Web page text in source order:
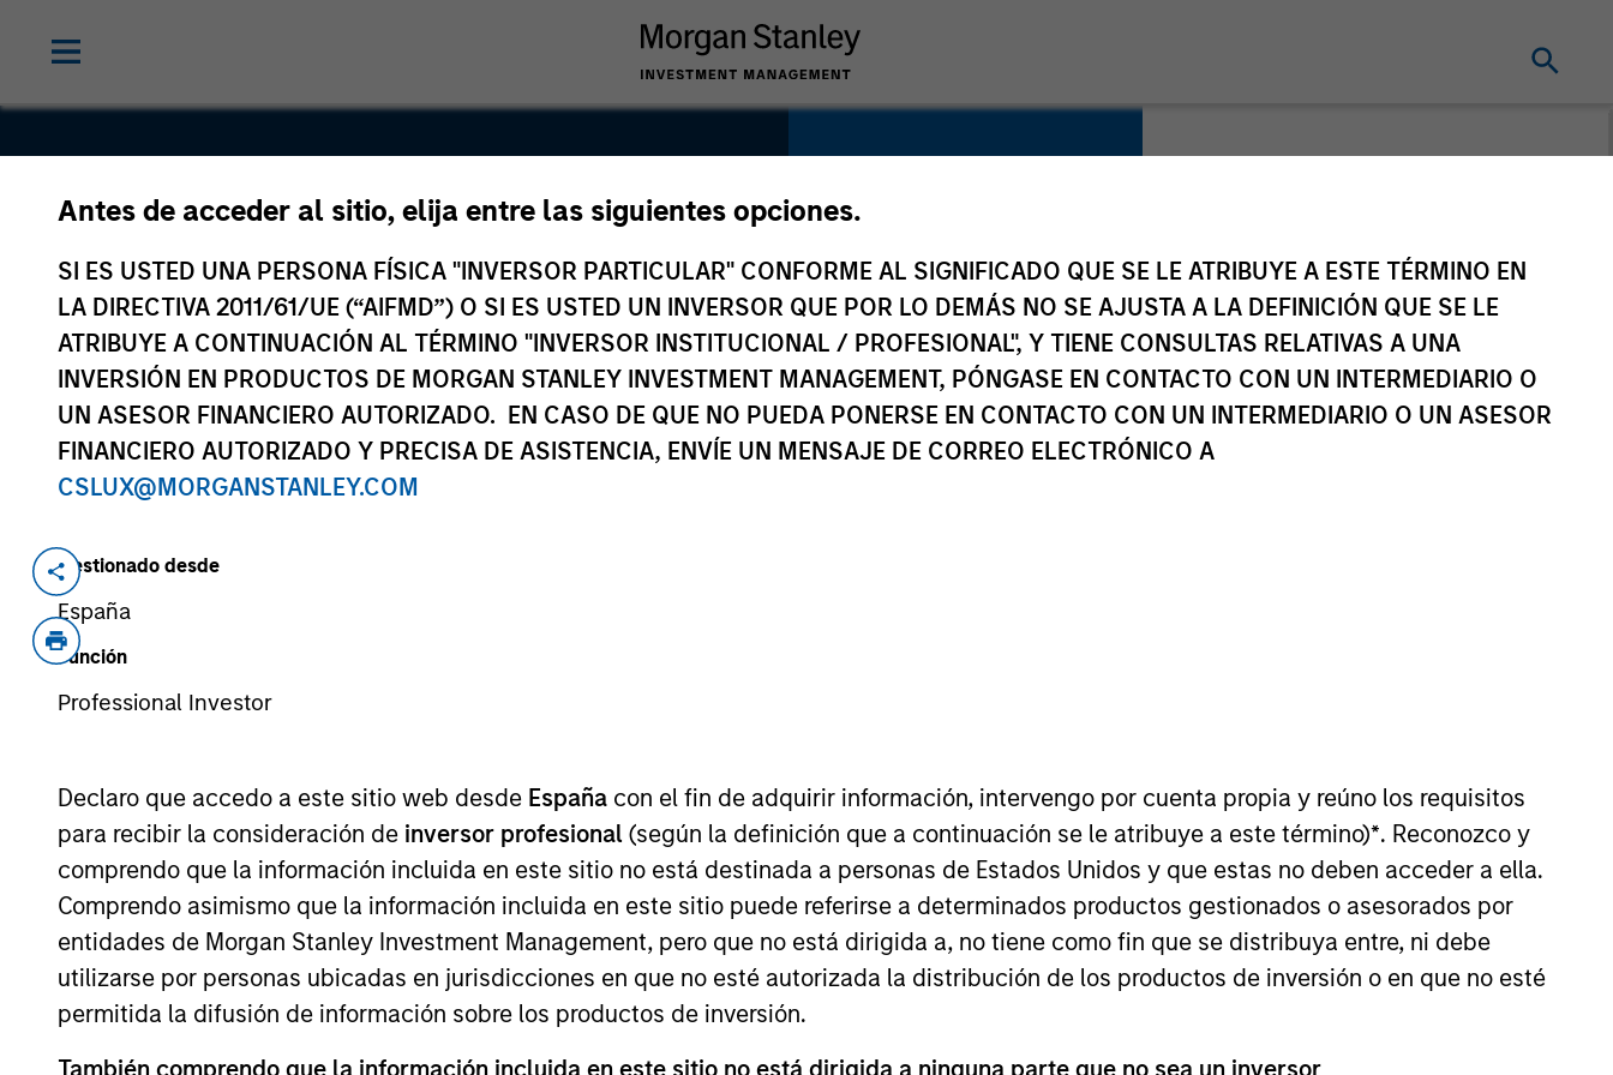
Antes de acceder al sitio, elija entre las siguientes opciones.
SI ES USTED UNA PERSONA FÍSICA "INVERSOR PARTICULAR" CONFORME AL SIGNIFICADO QUE SE LE ATRIBUYE A ESTE TÉRMINO EN
LA DIRECTIVA 2011/61/UE (“AIFMD”) O SI ES USTED UN INVERSOR QUE POR LO DEMÁS NO SE AJUSTA A LA DEFINICIÓN QUE SE LE
ATRIBUYE A CONTINUACIÓN AL TÉRMINO "INVERSOR INSTITUCIONAL / PROFESIONAL", Y TIENE CONSULTAS RELATIVAS A UNA
INVERSIÓN EN PRODUCTOS DE MORGAN STANLEY INVESTMENT MANAGEMENT, PÓNGASE EN CONTACTO CON UN INTERMEDIARIO O
UN ASESOR FINANCIERO AUTORIZADO. EN CASO DE QUE NO PUEDA PONERSE EN CONTACTO CON UN INTERMEDIARIO O UN ASESOR
FINANCIERO AUTORIZADO Y PRECISA DE ASISTENCIA, ENVÍE UN MENSAJE DE CORREO ELECTRÓNICO A
CSLUX@MORGANSTANLEY.COM
Gestionado desde
España
Función
Professional Investor
Declaro que accedo a este sitio web desde España con el fin de adquirir información, intervengo por cuenta propia y reúno los requisitos
para recibir la consideración de inversor profesional (según la definición que a continuación se le atribuye a este término)*. Reconozco y
comprendo que la información incluida en este sitio no está destinada a personas de Estados Unidos y que estas no deben acceder a ella.
Comprendo asimismo que la información incluida en este sitio puede referirse a determinados productos gestionados o asesorados por
entidades de Morgan Stanley Investment Management, pero que no está dirigida a, no tiene como fin que se distribuya entre, ni debe
utilizarse por personas ubicadas en jurisdicciones en que no esté autorizada la distribución de los productos de inversión o en que no esté
permitida la difusión de información sobre los productos de inversión.
También comprendo que la información incluida en este sitio no está dirigida a ninguna parte que no sea un inversor
Ssangyong
C&B Monalisa
Consumer
South Korea
resulted in positive performance (for realized holdings), or will perform well in the future (for current holdings). The trademarks and service marks
above are the property of their respective owners. The information on this website has not been authorized, sponsored, or otherwise approved by
such owners. By clicking on any links shown here, you agree that you are navigating to a third party site. We are providing these hyperlinks to you
only as a convenience and the inclusion of any hyperlink is not and does not imply any endorsement, approval, investigation, verification or
monitoring by us of any information contained in any hyperlinked site. In no event shall we be responsible for the information contained on the site
or your use of such site.
Morgan Stanley